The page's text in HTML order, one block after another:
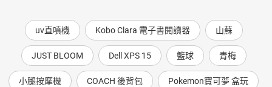
uv直噴機 Kobo Clara 電子書閱讀器 山蘇
JUST BLOOM Dell XPS 15 籃球 青梅
小腿按摩機 COACH 後背包 Pokemon寶可夢 盒玩